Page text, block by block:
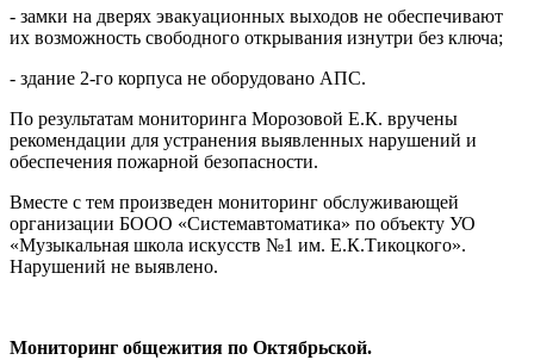
- замки на дверях эвакуационных выходов не обеспечивают
их возможность свободного открывания изнутри без ключа;
- здание 2-го корпуса не оборудовано АПС.
По результатам мониторинга Морозовой Е.К. вручены
рекомендации для устранения выявленных нарушений и
обеспечения пожарной безопасности.
Вместе с тем произведен мониторинг обслуживающей
организации БООО «Системавтоматика» по объекту УО
«Музыкальная школа искусств №1 им. Е.К.Тикоцкого».
Нарушений не выявлено.
Мониторинг общежития по Октябрьской.